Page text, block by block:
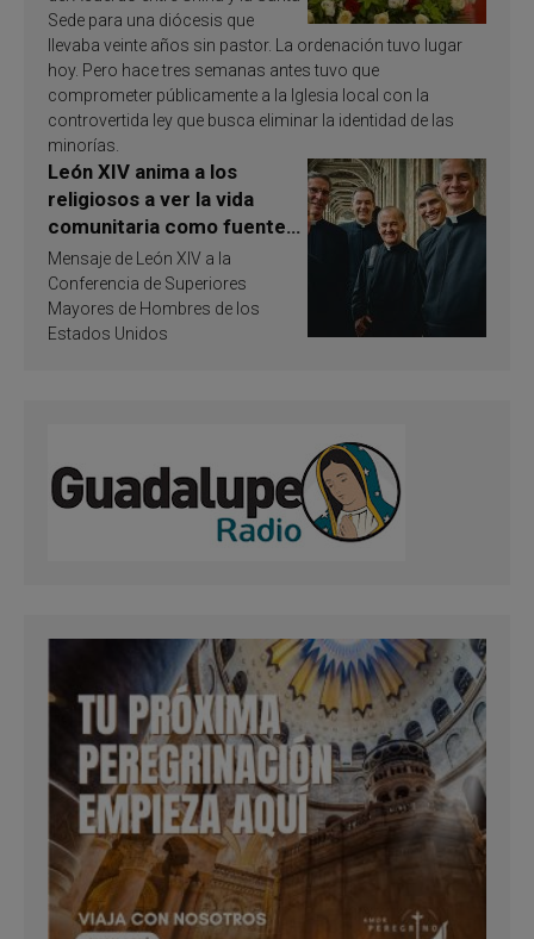
Sede para una diócesis que
llevaba veinte años sin pastor. La ordenación tuvo lugar
hoy. Pero hace tres semanas antes tuvo que
comprometer públicamente a la Iglesia local con la
controvertida ley que busca eliminar la identidad de las
minorías.
León XIV anima a los
religiosos a ver la vida
comunitaria como fuente
de inspiración y
santificación
Mensaje de León XIV a la
Conferencia de Superiores
Mayores de Hombres de los
Estados Unidos